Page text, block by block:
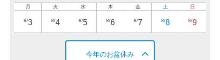
月
8/3
火
8/4
水
8/5
木
8/6
金
8/7
土
8/8
日
8/9
今年のお盆休み